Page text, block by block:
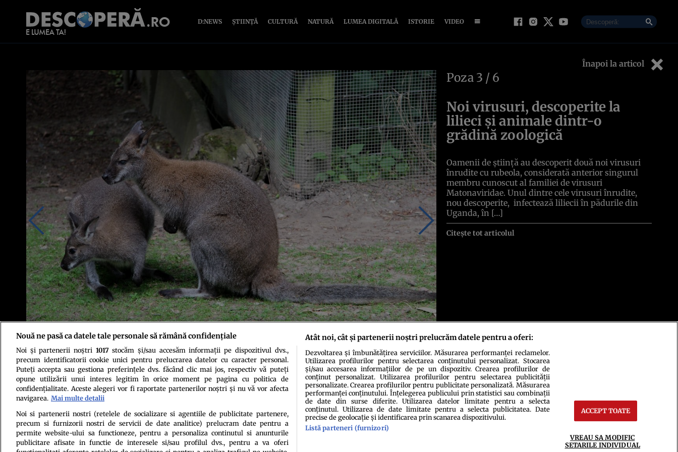
D:NEWS ȘTIINȚĂ CULTURĂ NATURĂ LUMEA DIGITALĂ ISTORIE VIDEO
Înapoi la articol
Canguri Bennett / Credit foto: Unslpash
Poza 3 / 6
Noi virusuri, descoperite la
lilieci și animale dintr-o
grădină zoologică
Oamenii de știință au descoperit două noi virusuri
înrudite cu rubeola, considerată anterior singurul
membru cunoscut al familiei de virusuri
Matonaviridae. Unul dintre cele virusuri înrudite,
nou descoperite, infectează liliecii în pădurile din
Uganda, în […]
Citește tot articolul
Politica de confidenţialitatePolitica de cookiesTermeni şi condiţiiEchipa redacțională
Nouă ne pasă ca datele tale personale să rămână confidențiale
Noi și partenerii noștri 1017stocăm și/sau accesăm informații pe dispozitivul dvs.,
precum identificatorii cookie unici pentru prelucrarea datelor cu caracter personal.
Puteți accepta sau gestiona preferințele dvs. făcând clic mai jos, respectiv vă puteți
opune utilizării unui interes legitim în orice moment pe pagina cu politica de
confidențialitate. Aceste alegeri vor fi raportate partenerilor noștri și nu vă vor afecta
navigarea. Mai multe detalii
Noi si partenerii nostri (retelele de socializare si agentiile de publicitate partenere,
precum si furnizorii nostri de servicii de date analitice) prelucram date pentru a
permite website-ului sa functioneze, pentru a personaliza continutul si anunturile
publicitare afisate in functie de interesele si/sau profilul dvs., pentru a va oferi
Atât noi, cât și partenerii noștri prelucrăm datele pentru a oferi:
Dezvoltarea și îmbunătățirea serviciilor. Măsurarea performanței reclamelor.
Utilizarea profilurilor pentru selectarea conținutului personalizat. Stocarea
și/sau accesarea informațiilor de pe un dispozitiv. Crearea profilurilor de
conținut personalizat. Utilizarea profilurilor pentru selectarea publicității
personalizate. Crearea profilurilor pentru publicitate personalizată. Măsurarea
performanței conținutului. Înțelegerea publicului prin statistici sau combinații
de date din surse diferite. Utilizarea datelor limitate pentru a selecta
conținutul. Utilizarea de date limitate pentru a selecta publicitatea. Date
precise de geolocație și identificarea prin scanarea dispozitivului.
Listă parteneri (furnizori)
ACCEPT TOATE
VREAU SA MODIFIC
SETARILE INDIVIDUAL